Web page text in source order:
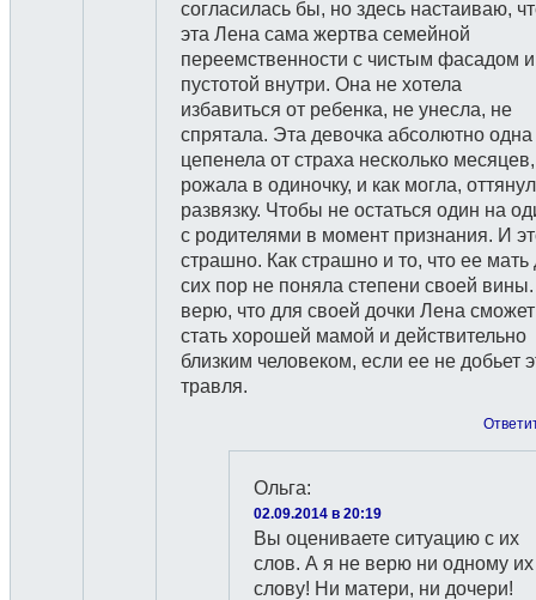
согласилась бы, но здесь настаиваю,
эта Лена сама жертва семейной
переемственности с чистым фасадом и
пустотой внутри. Она не хотела
избавиться от ребенка, не унесла, не
спрятала. Эта девочка абсолютно одна
цепенела от страха несколько месяцев,
рожала в одиночку, и как могла,
развязку. Чтобы не остаться один на
с родителями в момент признания. И
страшно. Как страшно и то, что ее мать
сих пор не поняла степени своей
верю, что для своей дочки Лена сможет
стать хорошей мамой и действительно
близким человеком, если ее не добьет
травля.
Ольга:
02.09.2014 в 20:19
Вы оцениваете ситуацию с их
слов. А я не верю ни одному их
слову! Ни матери, ни дочери!